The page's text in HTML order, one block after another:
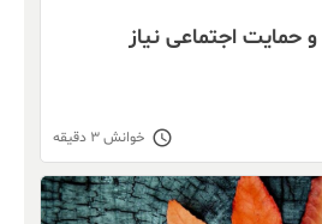
حمایت اجتماعی نیاز
schedule خوانش ۳ دقیقه